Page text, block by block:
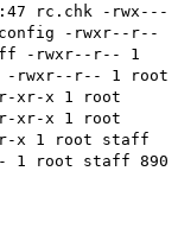
rc.chk -rwx---
-rwxr--r--
-rwxr--r-- 1
-rwxr--r-- 1 root
xr-x 1 root
xr-x 1 root
x 1 root staff
1 root staff 890